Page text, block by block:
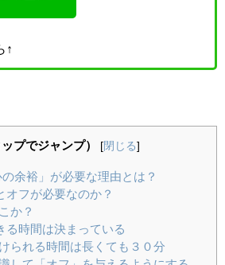
↑
プでジャンプ） [閉じる]
余裕」が必要な理由とは？
オフが必要なのか？
か？
時間は決まっている
られる時間は長くても３０分